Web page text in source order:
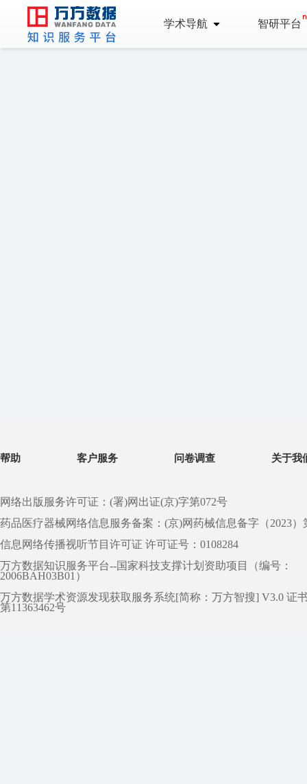
学术导航 智研平台
帮助 客户服务 问卷调查 关于我
网络出版服务许可证：(署)网出证(京)字第072号
药品医疗器械网络信息服务备案：(京)网药械信息备字（2023）
信息网络传播视听节目许可证 许可证号：0108284
万方数据知识服务平台--国家科技支撑计划资助项目（编号：
2006BAH03B01）
万方数据学术资源发现获取服务系统[简称：万方智搜] V3.0 证
第11363462号